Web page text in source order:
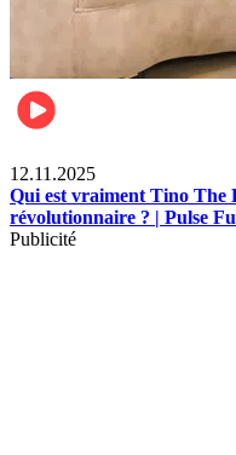
12.11.2025
Qui est vraiment Tino The
révolutionnaire ? | Pulse
Publicité